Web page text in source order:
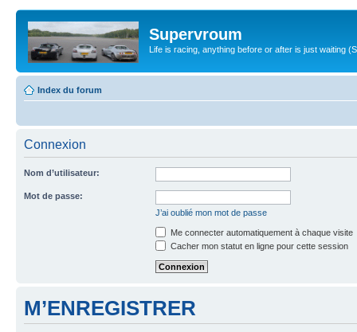
Supervroum
Life is racing, anything before or after is just waiting
Index du forum
Connexion
Nom d’utilisateur:
Mot de passe:
J’ai oublié mon mot de passe
Me connecter automatiquement à chaque visite
Cacher mon statut en ligne pour cette session
M’ENREGISTRER